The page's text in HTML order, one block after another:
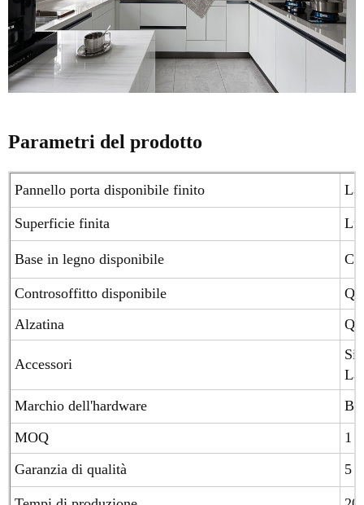
Parametri del prodotto
Pannello porta disponibile finito
Superficie finita
Base in legno disponibile
Controsoffitto disponibile
Alzatina
Accessori
Marchio dell'hardware
MOQ
1
Garanzia di qualità
5